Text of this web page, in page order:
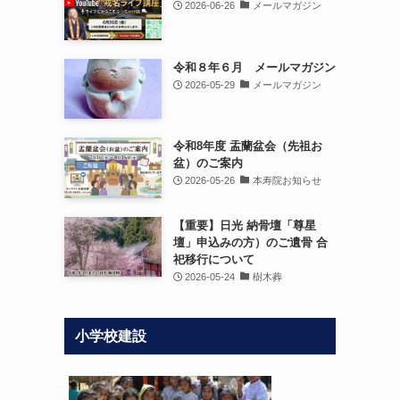
2026-06-26 メールマガジン
令和８年６月 メールマガジン
2026-05-29 メールマガジン
令和8年度 盂蘭盆会（先祖お
盆）のご案内
2026-05-26 本寿院お知らせ
【重要】日光 納骨壇「尊星
壇」申込みの方）のご遺骨 合
祀移行について
2026-05-24 樹木葬
小学校建設